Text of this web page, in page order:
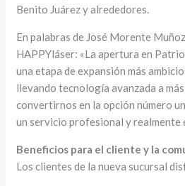
Benito Juárez y alrededores.
En palabras de José Morente
HAPPYláser: «La apertura en
una etapa de expansión más
llevando tecnología avanzada a
convertirnos en la opción número
un servicio profesional y realmente
Beneficios para el cliente y la
Los clientes de la nueva sucursal